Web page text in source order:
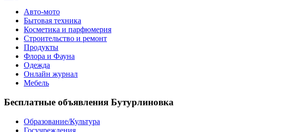
Авто-мото
Бытовая техника
Косметика и парфюмерия
Строительство и ремонт
Продукты
Флора и Фауна
Одежда
Онлайн журнал
Мебель
Бесплатные объявления Бутурлиновка
Образование/Культура
Госучреждения